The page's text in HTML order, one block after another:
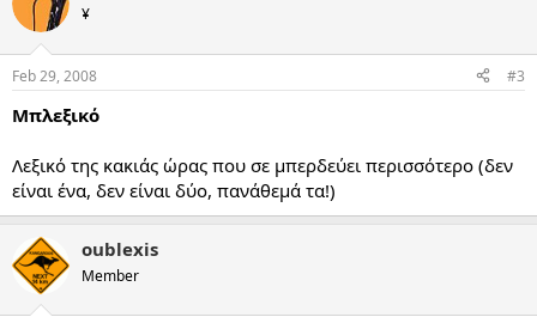
¥
Feb 29, 2008 #3
Μπλεξικό
Λεξικό της κακιάς ώρας που σε μπερδεύει περισσότερο (δεν
είναι ένα, δεν είναι δύο, πανάθεμά τα!)
oublexis
Member